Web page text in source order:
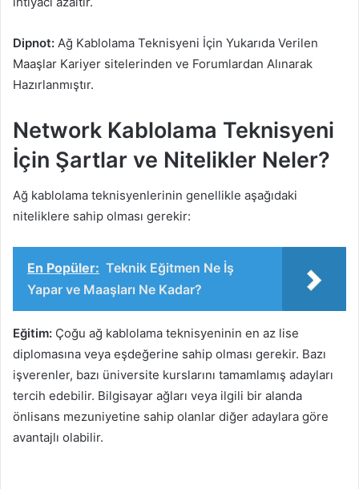
Dipnot: Ağ Kablolama Teknisyeni İçin Yukarıda Verilen
Maaşlar Kariyer sitelerinden ve Forumlardan Alınarak
Hazırlanmıştır.
Network Kablolama Teknisyeni
İçin Şartlar ve Nitelikler Neler?
Ağ kablolama teknisyenlerinin genellikle aşağıdaki
niteliklere sahip olması gerekir:
En Popüler: Teknik Eğitmen Ne İş
Yapar ve Maaşları Ne Kadar?
Eğitim: Çoğu ağ kablolama teknisyeninin en az lise
diplomasına veya eşdeğerine sahip olması gerekir. Bazı
işverenler, bazı üniversite kurslarını tamamlamış adayları
tercih edebilir. Bilgisayar ağları veya ilgili bir alanda
önlisans mezuniyetine sahip olanlar diğer adaylara göre
avantajlı olabilir.